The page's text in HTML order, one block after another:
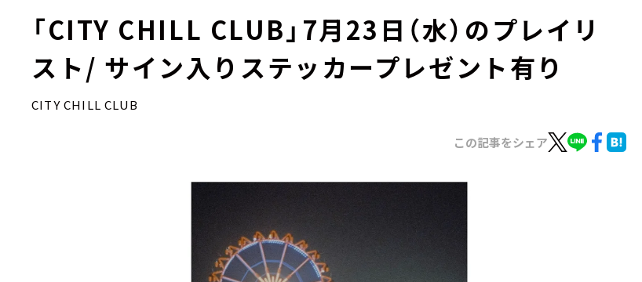
「CITY CHILL CLUB」7月23日（水）のプレイリ
スト/ サイン入りステッカープレゼント有り
CITY CHILL CLUB
この記事をシェア